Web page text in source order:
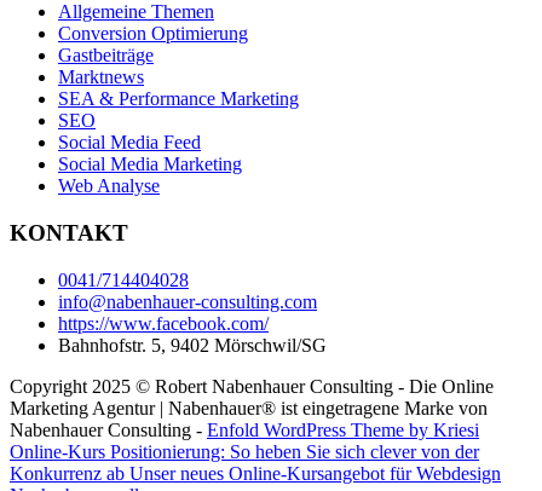
Allgemeine Themen
Conversion Optimierung
Gastbeiträge
Marktnews
SEA & Performance Marketing
SEO
Social Media Feed
Social Media Marketing
Web Analyse
KONTAKT
0041/714404028
info@nabenhauer-consulting.com
https://www.facebook.com/
Bahnhofstr. 5, 9402 Mörschwil/SG
Copyright 2025 © Robert Nabenhauer Consulting - Die Online
Marketing Agentur | Nabenhauer® ist eingetragene Marke von
Nabenhauer Consulting - Enfold WordPress Theme by Kriesi
Online-Kurs Positionierung: So heben Sie sich clever von der
Konkurrenz ab Unser neues Online-Kursangebot für Webdesign